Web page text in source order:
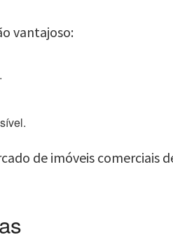
vantajoso:
de imóveis comerciais